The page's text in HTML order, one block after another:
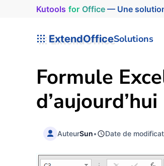
Kutools for Office— Une
ExtendOfficeSolutions
Formule
d’aujourd’hui
AuteurSun• Date de